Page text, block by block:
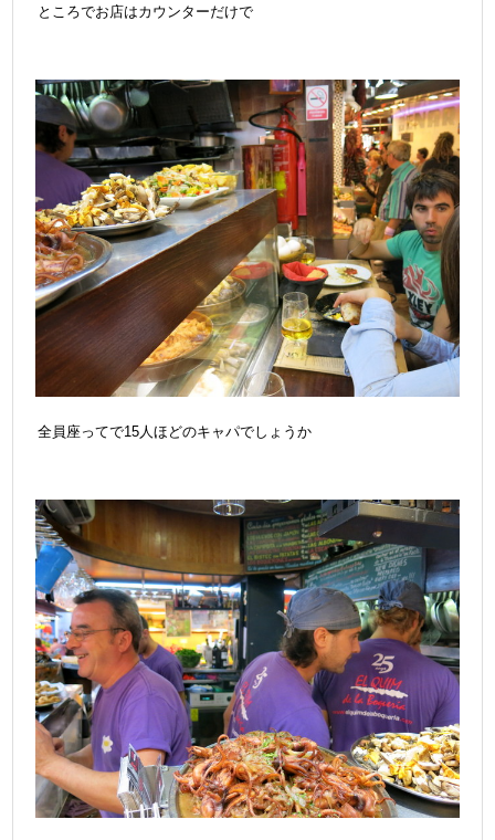
ところでお店はカウンターだけで
全員座ってで15人ほどのキャパでしょうか